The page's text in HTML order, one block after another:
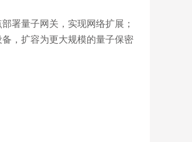
署量子网关，实现网络扩展；
，扩容为更大规模的量子保密